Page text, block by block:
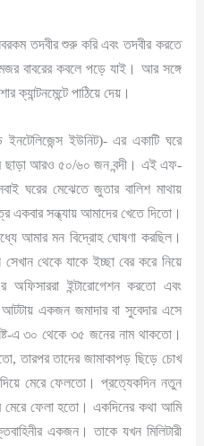
তদবীর শুরু করি এবং তদবীর করতে
বাবরের কবলে পড়ে যাই। আর সঙ্গে
ক্যান্টনমেন্টে পাঠিয়ে দেয়।
ইউনিট)- এর একাটি ঘরে
ছাড়া আরও ৫০/৬০ জন বন্দী। এই এফ-
ঘরের মেঝেতে জুতার বালিশ মাথায়
একবার সন্ধ্যায় আমাদের খেতে দিতো।
আমার মন বিদ্রোহ ঘোষণা করছিল।
থেকে যাকে ইচ্ছা বের করে নিয়ে
ইন্টারোগেশন করতো এবং
একজন জমাদার বা সুবেদার এসে
এ ৩০ থেকে ৩৫ জনের নাম থাকতো।
তারপর তাদের জামাকাপড় ছিড়ে চোখ
মেরে ফেলতো। প্রত্যেকদিন নতুন
ফেলা হতো। একদিনের কথা আমি
একজন। তাকে যখন মিলিটারী